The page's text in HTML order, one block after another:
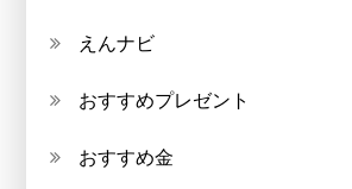
えんナビ
おすすめプレゼント
おすすめ金